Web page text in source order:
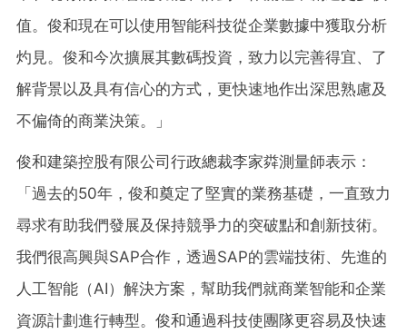
值。俊和現在可以使用智能科技從企業數據中獲取分析
灼見。俊和今次擴展其數碼投資，致力以完善得宜、了
解背景以及具有信心的方式，更快速地作出深思熟慮及
不偏倚的商業決策。」
俊和建築控股有限公司行政總裁李家粦測量師表示：
「過去的50年，俊和奠定了堅實的業務基礎，一直致力
尋求有助我們發展及保持競爭力的突破點和創新技術。
我們很高興與SAP合作，透過SAP的雲端技術、先進的
人工智能（AI）解決方案，幫助我們就商業智能和企業
資源計劃進行轉型。俊和通過科技使團隊更容易及快速